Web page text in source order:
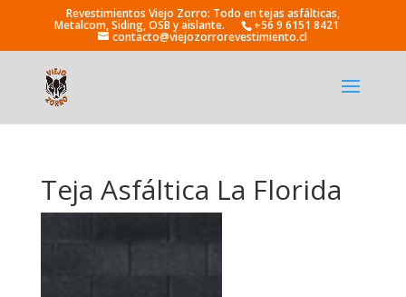
+56 9 6151 8421
contacto@viejozorrorevestimiento.cl
Teja Asfáltica La Florida